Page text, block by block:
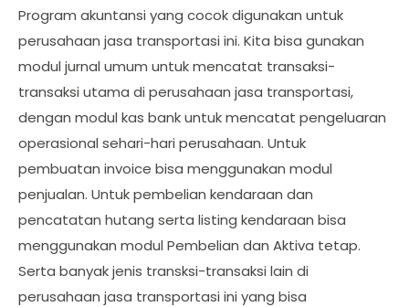
Program akuntansi yang cocok digunakan untuk
perusahaan jasa transportasi ini. Kita bisa gunakan
modul jurnal umum untuk mencatat transaksi-
transaksi utama di perusahaan jasa transportasi,
dengan modul kas bank untuk mencatat pengeluaran
operasional sehari-hari perusahaan. Untuk
pembuatan invoice bisa menggunakan modul
penjualan. Untuk pembelian kendaraan dan
pencatatan hutang serta listing kendaraan bisa
menggunakan modul Pembelian dan Aktiva tetap.
Serta banyak jenis transksi-transaksi lain di
perusahaan jasa transportasi ini yang bisa